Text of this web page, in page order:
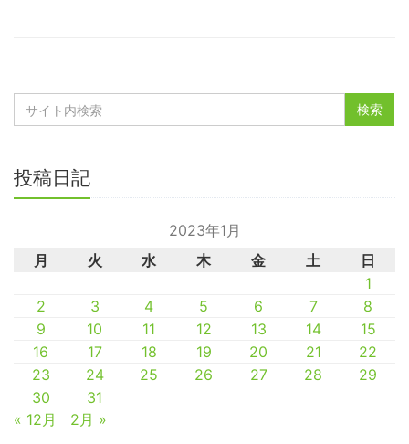
投稿日記
2023年1月
月
火 水 木 金 土
日
1
2
3 4 5 6 7
8
9
10 11 12 13 14
15
16
17 18 19 20 21
22
23
24 25 26 27 28
29
30
31
« 12月
2月 »